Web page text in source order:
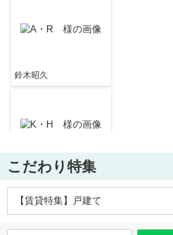
シンシア Ⅱ
4.4万円 / 2LDK
鈴木昭久
安部浩行
こだわり特集
【賃貸特集】戸建て